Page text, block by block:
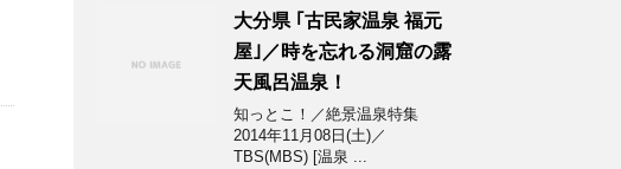
大分県 ｢古民家温泉 福元
屋｣／時を忘れる洞窟の露
天風呂温泉！
知っとこ！／絶景温泉特集
2014年11月08日(土)／
TBS(MBS) [温泉 ...